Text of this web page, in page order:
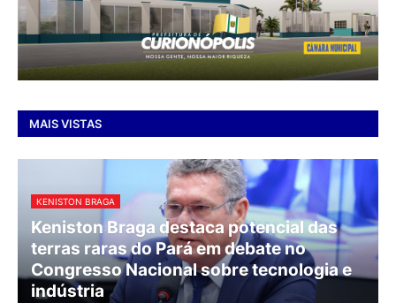
MAIS VISTAS
KENISTON BRAGA
Keniston Braga destaca potencial das
terras raras do Pará em debate no
Congresso Nacional sobre tecnologia e
indústria